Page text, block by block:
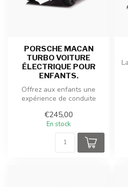
PORSCHE MACAN
TURBO VOITURE
ÉLECTRIQUE POUR
ENFANTS.
Offrez aux enfants une
expérience de conduite
Macan ...
€245,00
En stock